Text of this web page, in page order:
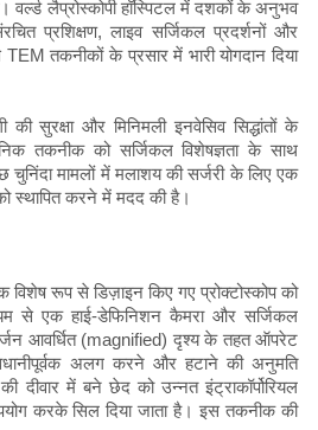
वर्ल्ड लैप्रोस्कोपी हॉस्पिटल में दशकों के अनुभव
प्रशिक्षण, लाइव सर्जिकल प्रदर्शनों और
तकनीकों के प्रसार में भारी योगदान दिया
की सुरक्षा और मिनिमली इनवेसिव सिद्धांतों के
तकनीक को सर्जिकल विशेषज्ञता के साथ
मामलों में मलाशय की सर्जरी के लिए एक
स्थापित करने में मदद की है।
रूप से डिज़ाइन किए गए प्रोक्टोस्कोप को
से एक हाई-डेफिनिशन कैमरा और सर्जिकल
आवर्धित (magnified) दृश्य के तहत ऑपरेट
अलग करने और हटाने की अनुमति
दीवार में बने छेद को उन्नत इंट्राकॉर्पोरियल
करके सिल दिया जाता है। इस तकनीक की